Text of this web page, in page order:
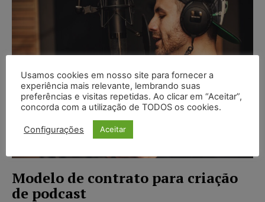
Modelo de contrato para criação
de podcast
Usamos cookies em nosso site para fornecer a
experiência mais relevante, lembrando suas
preferências e visitas repetidas. Ao clicar em “Aceitar”,
concorda com a utilização de TODOS os cookies.
Configurações Aceitar